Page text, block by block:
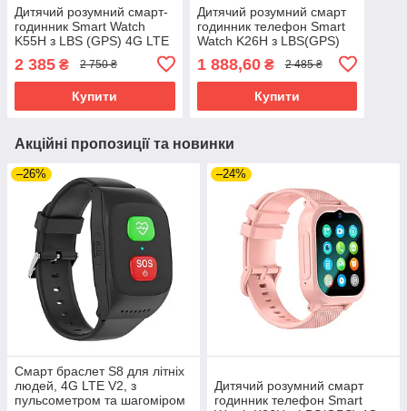
Дитячий розумний смарт-
годинник Smart Watch
K55H з LBS (GPS) 4G LTE
2 385 ₴ 2 750 ₴
Купити
Дитячий розумний смарт
годинник телефон Smart
Watch K26H з LBS(GPS)
1 888,60₴ 2 485 ₴
Купити
Акційні пропозиції та новинки
–26%
Смарт браслет S8 для літніх
людей, 4G LTE V2, з
пульсометром та шагоміром
–24%
Дитячий розумний смарт
годинник телефон Smart